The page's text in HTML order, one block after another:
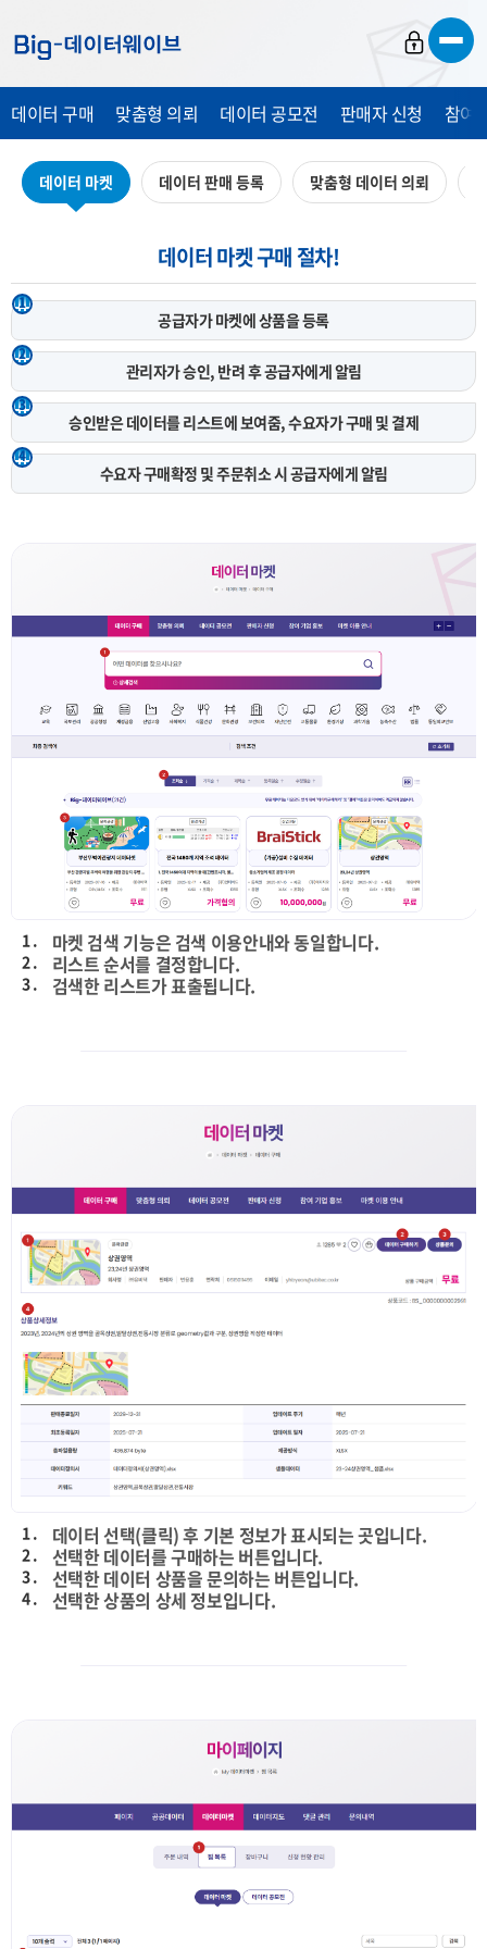
가
가
가
데이터 구매 맞춤형 의뢰 데이터 공모전 판매자 신청 참여
데이터 마켓 데이터 판매 등록 맞춤형 데이터 의뢰
데이터 마켓 구매 절차!
1
공급자가 마켓에상품을 등록
2
관리자가 승인, 반려 후공급자에게 알림
3
승인받은 데이터를 리스트에 보여줌,수요자가 구매 및 결제
4
수요자 구매확정 및 주문취소 시공급자에게 알림
1 . 마켓 검색 기능은 검색 이용안내와 동일합니다.
2 . 리스트 순서를 결정합니다.
3 . 검색한 리스트가 표출됩니다.
1 . 데이터 선택(클릭) 후 기본 정보가 표시되는 곳입니다.
2 . 선택한 데이터를 구매하는 버튼입니다.
3 . 선택한 데이터 상품을 문의하는 버튼입니다.
4 . 선택한 상품의 상세 정보입니다.